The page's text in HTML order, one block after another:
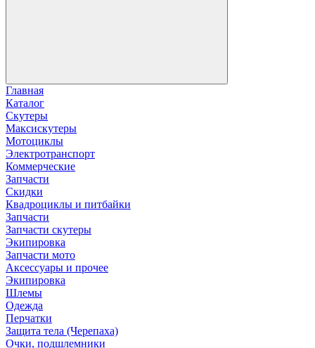
Главная
Каталог
Скутеры
Максискутеры
Мотоциклы
Электротранспорт
Коммерческие
Запчасти
Скидки
Квадроциклы и питбайки
Запчасти
Запчасти скутеры
Экипировка
Запчасти мото
Аксессуары и прочее
Экипировка
Шлемы
Одежда
Перчатки
Защита тела (Черепаха)
Очки, подшлемники